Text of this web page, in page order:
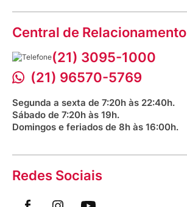
Aniversário Venancio 2025
Dúvidas frequentes
Prazos e entregas
Bioimpedância Gratuita
VClube - Programa de fidelidade
Fale com o farmacêutico
Fale conosco
Procon RJ
Saúde na praça
Central de Relacionamento
(21) 3095-1000
(21) 96570-5769
Segunda a sexta de 7:20h às 22:40h.
Sábado de 7:20h às 19h.
Domingos e feriados de 8h às 16:00h.
Redes Sociais